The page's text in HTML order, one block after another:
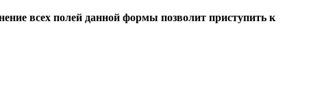
всех полей данной формы позволит приступить к